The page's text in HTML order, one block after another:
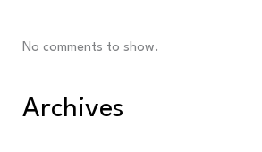
No comments to show.
Archives